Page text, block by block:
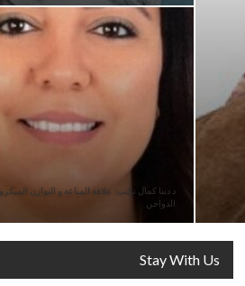
د دينا كمال تكتب: علاقة المناعة و التوازن
الدواجن
Stay With Us